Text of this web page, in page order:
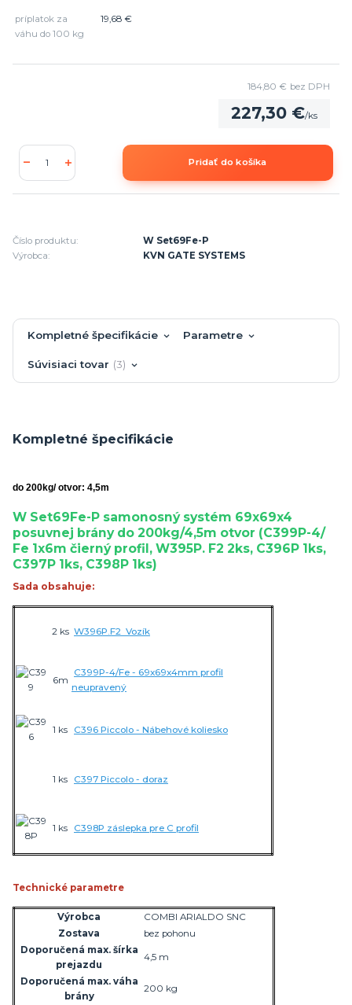
príplatok za
váhu do 100 kg
19,68 €
227,30 €/ks
184,80 € bez DPH
Pridať do košíka
Číslo produktu:
W Set69Fe-P
Výrobca:
KVN GATE SYSTEMS
Kompletné špecifikácie Parametre
Súvisiaci tovar 3
Kompletné špecifikácie
do 200kg/ otvor: 4,5m
W Set69Fe-P samonosný systém 69x69x4
posuvnej brány do 200kg/4,5m otvor (C399P-4/
Fe 1x6m čierný profil, W395P. F2 2ks, C396P 1ks,
C397P 1ks, C398P 1ks)
Sada obsahuje:
2 ks W396P.F2 Vozík
6m
C399P-4/Fe - 69x69x4mm profil
neupravený
1 ks C396 Piccolo - Nábehové koliesko
1 ks C397 Piccolo - doraz
1 ks C398P záslepka pre C profil
Technické parametre
Výrobca
COMBI ARIALDO SNC
Zostava
bez pohonu
Doporučená max. šírka
prejazdu
4,5 m
Doporučená max. váha
brány
200 kg